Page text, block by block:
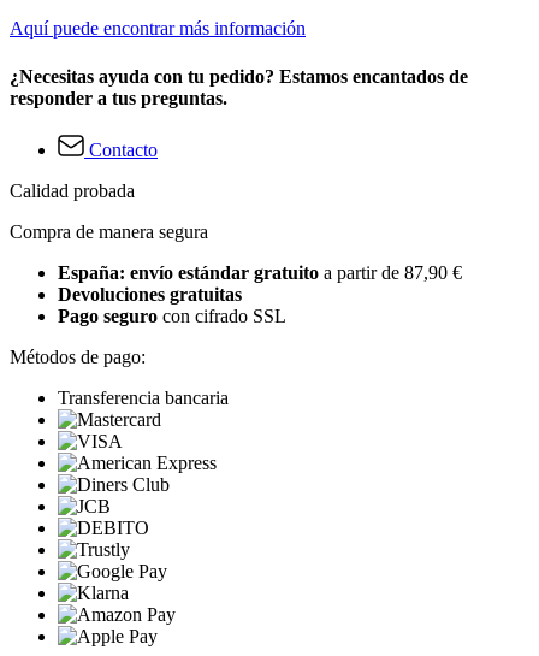
Aquí puede encontrar más información
¿Necesitas ayuda con tu pedido? Estamos encantados de
responder a tus preguntas.
Contacto
Calidad probada
Compra de manera segura
España: envío estándar gratuito a partir de 87,90 €
Devoluciones gratuitas
Pago seguro con cifrado SSL
Métodos de pago:
Transferencia bancaria